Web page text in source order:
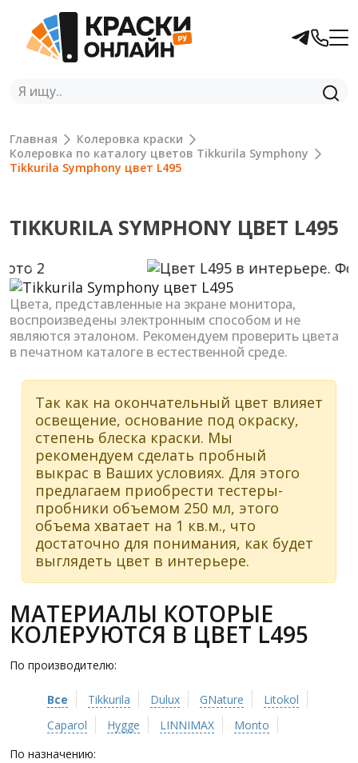
Главная
Колеровка краски
Колеровка по каталогу цветов Tikkurila Symphony
Tikkurila Symphony цвет L495
TIKKURILA SYMPHONY ЦВЕТ L495
Previous Next
Цвета, представленные на экране монитора,
воспроизведены электронным способом и не
являются эталоном. Рекомендуем проверить цвета
в печатном каталоге в естественной среде.
Так как на окончательный цвет влияет
освещение, основание под окраску,
степень блеска краски. Мы
рекомендуем сделать пробный
выкрас в Ваших условиях. Для этого
предлагаем приобрести тестеры-
пробники объемом 250 мл, этого
объема хватает на 1 кв.м., что
достаточно для понимания, как будет
выглядеть цвет в интерьере.
МАТЕРИАЛЫ КОТОРЫЕ
КОЛЕРУЮТСЯ В ЦВЕТ L495
По производителю:
Все Tikkurila Dulux GNature
Litokol
Caparol
Hygge LINNIMAX
Monto
По назначению: